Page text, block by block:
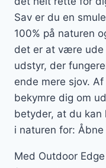
Sav er du en
100% på naturen
det er at være ude
udstyr, der
ende mere sjov.
bekymre dig om
betyder, at du kan
i naturen for:
Med Outdoor